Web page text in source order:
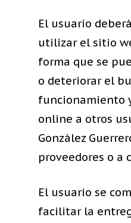
El usuario
utilizar el sitio
forma que se
o deteriorar el
funcionamiento
online a otros
González
proveedores o a
El usuario se
facilitar la